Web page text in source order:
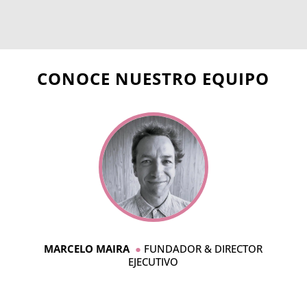
CONOCE NUESTRO EQUIPO
MARCELO MAIRA ● FUNDADOR & DIRECTOR
EJECUTIVO